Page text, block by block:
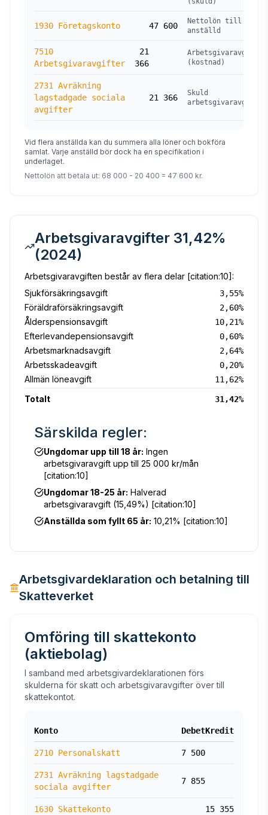
1930 Företagskonto 47 600
Nettolön till
anställd
7510
Arbetsgivaravgifter
21
366
Arbetsgivaravgifter
(kostnad)
2731 Avräkning
lagstadgade sociala
avgifter
21 366
Skuld
arbetsgivaravgifter
Vid flera anställda kan du summera alla löner och bokföra
samlat. Varje anställd bör dock ha en specifikation i
underlaget.
Nettolön att betala ut: 68 000 - 20 400 = 47 600 kr.
Arbetsgivaravgifter 31,42%
(2024)
Arbetsgivaravgiften består av flera delar [citation:10]:
Sjukförsäkringsavgift
3,55%
Föräldraförsäkringsavgift 2,60%
Ålderspensionsavgift 10,21%
Efterlevandepensionsavgift 0,60%
Arbetsmarknadsavgift 2,64%
Arbetsskadeavgift 0,20%
Allmän löneavgift 11,62%
Totalt 31,42%
Särskilda regler:
Ungdomar upp till 18 år: Ingen
arbetsgivaravgift upp till 25 000 kr/mån
[citation:10]
Ungdomar 18-25 år: Halverad
arbetsgivaravgift (15,49%) [citation:10]
Anställda som fyllt 65 år: 10,21% [citation:10]
Arbetsgivardeklaration och betalning till
Skatteverket
Omföring till skattekonto
(aktiebolag)
I samband med arbetsgivardeklarationen förs
skulderna för skatt och arbetsgivaravgifter över till
skattekontot.
Konto DebetKredit
2710 Personalskatt 7 500
2731 Avräkning lagstadgade
sociala avgifter
7 855
1630 Skattekonto 15 355